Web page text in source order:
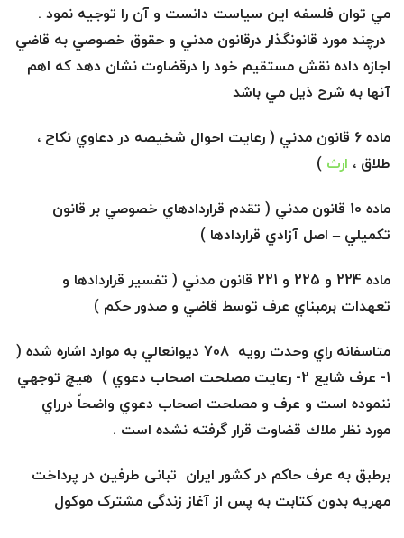
مي توان فلسفه اين سياست دانست و آن را توجيه نمود .
درچند مورد قانونگذار درقانون مدني و حقوق خصوصي به قاضي
اجازه داده نقش مستقيم خود را درقضاوت نشان دهد كه اهم
آنها به شرح ذيل مي باشد
ماده 6 قانون مدني ( رعايت احوال شخيصه در دعاوي نكاح ،
طلاق ، ارث )
ماده 10 قانون مدني ( تقدم قراردادهاي خصوصي بر قانون
تكميلي–اصل آزادي قراردادها )
ماده 224 و 225 و 221 قانون مدني ( تفسير قراردادها و
تعهدات برمبناي عرف توسط قاضي و صدور حكم )
متاسفانه راي وحدت رويه 708 ديوانعالي به موارد اشاره شده (
1- عرف شايع 2- رعايت مصلحت اصحاب دعوي ) هيچ توجهي
ننموده است و عرف و مصلحت اصحاب دعوي واضحاً درراي
مورد نظر ملاك قضاوت قرار گرفته نشده است .
برطبق به عرف حاکم در کشور ايران تبانی طرفین در پرداخت
مهریه بدون کتابت به پس از آغاز زندگی مشترک موکول